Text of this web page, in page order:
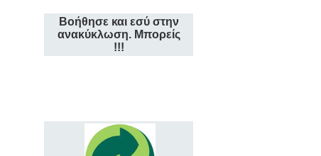
Βοήθησε και εσύ στην
ανακύκλωση. Μπορείς
!!!